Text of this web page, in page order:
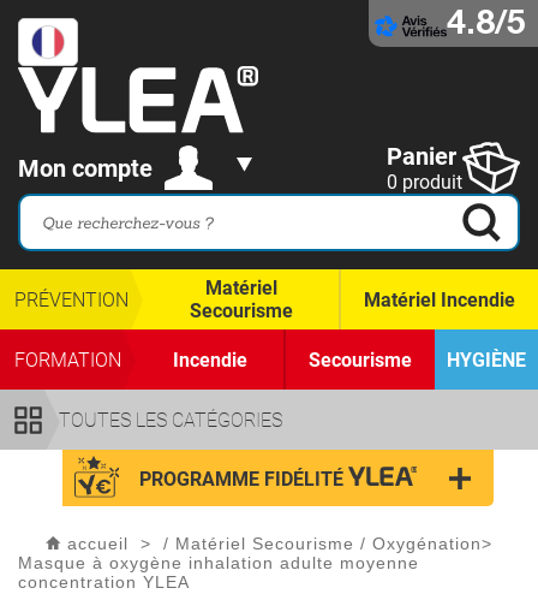
4.8/5
Mon compte Panier
0 produit
TOUTES LES CATÉGORIES
PRÉVENTION
Matériel
Secourisme
Matériel Incendie
FORMATION Incendie Secourisme HYGIÈNE
PROGRAMME FIDÉLITÉ
accueil > / Matériel Secourisme / Oxygénation>
Masque à oxygène inhalation adulte moyenne
concentration YLEA